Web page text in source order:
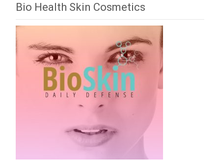
Bio Health Skin Cosmetics